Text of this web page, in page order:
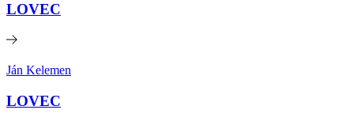
LOVEC
Ján Kelemen
LOVEC